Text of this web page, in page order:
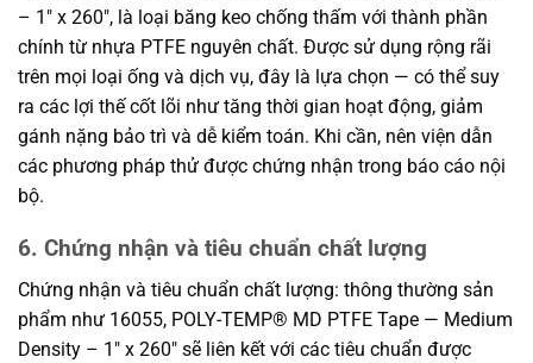
– 1″ x 260″, là loại băng keo chống thấm với thành phần
chính từ nhựa PTFE nguyên chất. Được sử dụng rộng rãi
trên mọi loại ống và dịch vụ, đây là lựa chọn — có thể suy
ra các lợi thế cốt lõi như tăng thời gian hoạt động, giảm
gánh nặng bảo trì và dễ kiểm toán. Khi cần, nên viện dẫn
các phương pháp thử được chứng nhận trong báo cáo nội
bộ.
6. Chứng nhận và tiêu chuẩn chất lượng
Chứng nhận và tiêu chuẩn chất lượng: thông thường sản
phẩm như 16055, POLY-TEMP® MD PTFE Tape — Medium
Density – 1″ x 260″ sẽ liên kết với các tiêu chuẩn được